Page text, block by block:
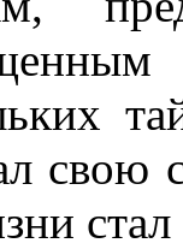
свою
стал